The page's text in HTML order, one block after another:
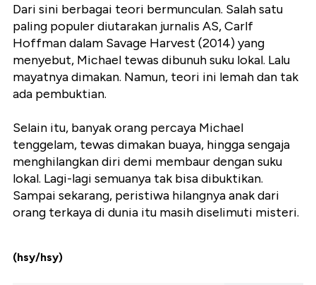
Dari sini berbagai teori bermunculan. Salah satu
paling populer diutarakan jurnalis AS, Carlf
Hoffman dalam Savage Harvest (2014) yang
menyebut, Michael tewas dibunuh suku lokal. Lalu
mayatnya dimakan. Namun, teori ini lemah dan tak
ada pembuktian.
Selain itu, banyak orang percaya Michael
tenggelam, tewas dimakan buaya, hingga sengaja
menghilangkan diri demi membaur dengan suku
lokal. Lagi-lagi semuanya tak bisa dibuktikan.
Sampai sekarang, peristiwa hilangnya anak dari
orang terkaya di dunia itu masih diselimuti misteri.
(hsy/hsy)